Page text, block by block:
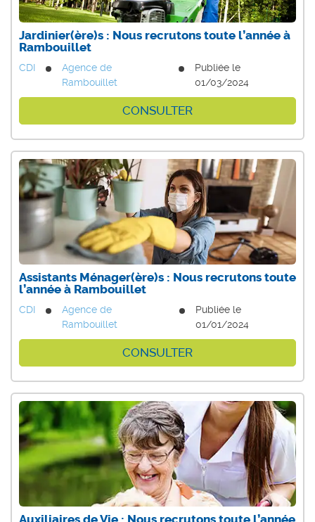
Jardinier(ère)s : Nous recrutons toute l’année à
Rambouillet
CDI
Agence de
Rambouillet
Publiée le
01/03/2024
CONSULTER
Assistants Ménager(ère)s : Nous recrutons toute
l’année à Rambouillet
CDI
Agence de
Rambouillet
Publiée le
01/01/2024
CONSULTER
Auxiliaires de Vie : Nous recrutons toute l’année